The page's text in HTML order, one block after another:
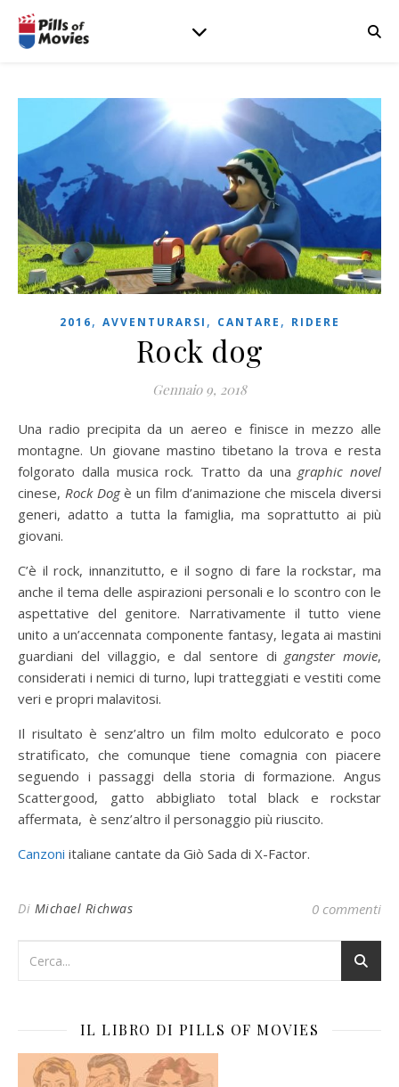
2016, AVVENTURARSI , CANTARE , RIDERE
Rock dog
Gennaio 9, 2018
Una radio precipita da un aereo e finisce in mezzo alle
montagne. Un giovane mastino tibetano la trova e resta
folgorato dalla musica rock. Tratto da una graphic novel
cinese, Rock Dogè un film d’animazione che miscela diversi
generi, adatto a tutta la famiglia, ma soprattutto ai più
giovani.
C’è il rock, innanzitutto, e il sogno di fare la rockstar, ma
anche il tema delle aspirazioni personali e lo scontro con le
aspettative del genitore. Narrativamente il tutto viene
unito a un’accennata componente fantasy, legata ai mastini
guardiani del villaggio, e dal sentore di gangster movie,
considerati i nemici di turno, lupi tratteggiati e vestiti come
veri e propri malavitosi.
Il risultato è senz’altro un film molto edulcorato e poco
stratificato, che comunque tiene comagnia con piacere
seguendo i passaggi della storia di formazione. Angus
Scattergood, gatto abbigliato total black e rockstar
affermata, è senz’altro il personaggio più riuscito.
Canzoni italiane cantate da Giò Sada di X-Factor.
Di Michael Richwas 0 commenti
IL LIBRO DI PILLS OF MOVIES